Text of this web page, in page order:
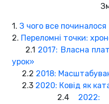
1. З чого все починалося
2. Переломні точки:
2.1 2017: Власна
урок»
2.2 2018:
2.3 2020: Ковід як
2.4 2022: